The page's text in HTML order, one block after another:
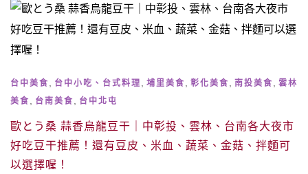
台中美食 台中小吃、台式料理 埔里美食 彰化美食 南投美食
雲林
美食
台南美食 台中北屯
歐とう桑 蒜香烏龍豆干｜中彰投、雲林、台南各大夜市
好吃豆干推薦！還有豆皮、米血、蔬菜、金菇、拌麵可
以選擇喔！